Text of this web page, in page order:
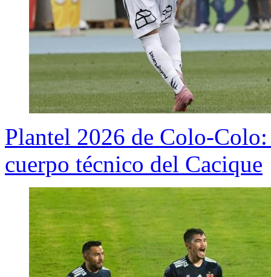
Plantel 2026 de Colo-
cuerpo técnico del Cacique